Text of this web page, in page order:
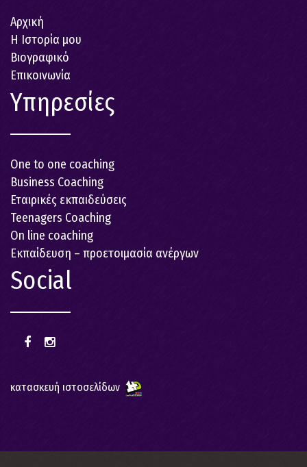
Αρχική
Η Ιστορία μου
Βιογραφικό
Επικοινωνία
Υπηρεσίες
One to one coaching
Business Coaching
Εταιρικές εκπαιδεύσεις
Teenagers Coaching
On line coaching
Εκπαίδευση – προετοιμασία ανέργων
Social
κατασκευή ιστοσελίδων